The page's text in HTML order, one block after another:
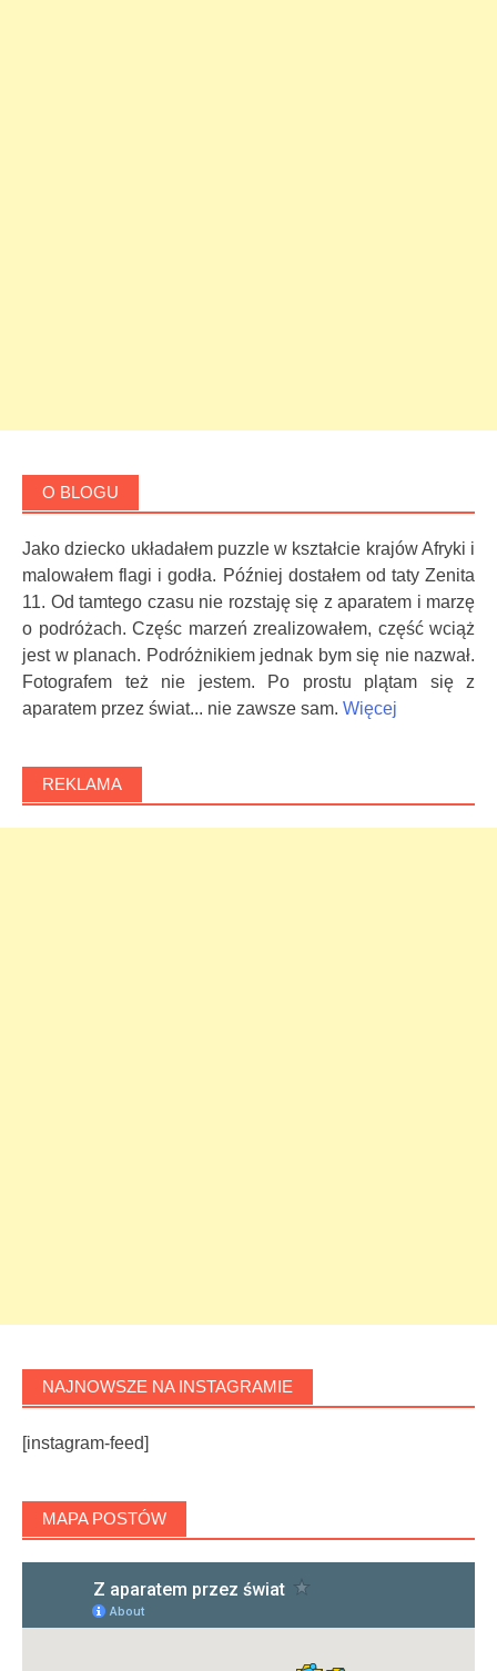
O BLOGU
Jako dziecko układałem puzzle w kształcie krajów Afryki i
malowałem flagi i godła. Później dostałem od taty Zenita
11. Od tamtego czasu nie rozstaję się z aparatem i marzę
o podróżach. Częśc marzeń zrealizowałem, część wciąż
jest w planach. Podróżnikiem jednak bym się nie nazwał.
Fotografem też nie jestem. Po prostu plątam się z
aparatem przez świat... nie zawsze sam. Więcej
REKLAMA
NAJNOWSZE NA INSTAGRAMIE
[instagram-feed]
MAPA POSTÓW